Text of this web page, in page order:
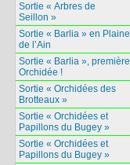
Sortie « Arbres de
Seillon »
Sortie « Barlia » en Plaine
de l’Ain
Sortie « Barlia », première
Orchidée !
Sortie « Orchidées des
Brotteaux »
Sortie « Orchidées et
Papillons du Bugey »
Sortie « Orchidées et
Papillons du Bugey »